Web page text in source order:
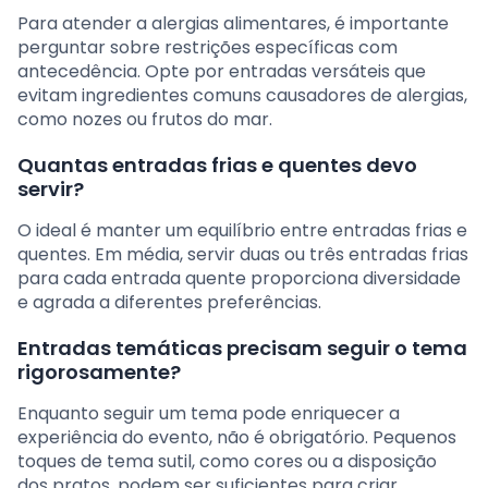
Para atender a alergias alimentares, é importante
perguntar sobre restrições específicas com
antecedência. Opte por entradas versáteis que
evitam ingredientes comuns causadores de alergias,
como nozes ou frutos do mar.
Quantas entradas frias e quentes devo
servir?
O ideal é manter um equilíbrio entre entradas frias e
quentes. Em média, servir duas ou três entradas frias
para cada entrada quente proporciona diversidade
e agrada a diferentes preferências.
Entradas temáticas precisam seguir o tema
rigorosamente?
Enquanto seguir um tema pode enriquecer a
experiência do evento, não é obrigatório. Pequenos
toques de tema sutil, como cores ou a disposição